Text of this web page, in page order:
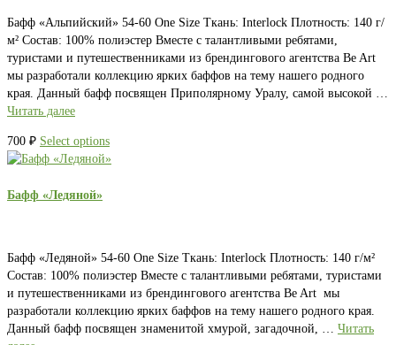
Бафф «Альпийский» 54-60 One Size Ткань: Interlock Плотность: 140 г/
м² Состав: 100% полиэстер Вместе с талантливыми ребятами,
туристами и путешественниками из брендингового агентства Be Art
мы разработали коллекцию ярких баффов на тему нашего родного
края. Данный бафф посвящен Приполярному Уралу, самой высокой …
Читать далее
700 ₽ Select options
Бафф «Ледяной»
Бафф «Ледяной» 54-60 One Size Ткань: Interlock Плотность: 140 г/м²
Состав: 100% полиэстер Вместе с талантливыми ребятами, туристами
и путешественниками из брендингового агентства Be Art мы
разработали коллекцию ярких баффов на тему нашего родного края.
Данный бафф посвящен знаменитой хмурой, загадочной, … Читать